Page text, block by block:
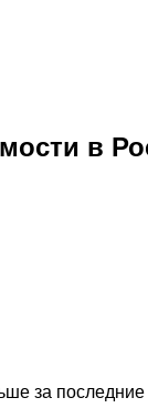
в
за последние